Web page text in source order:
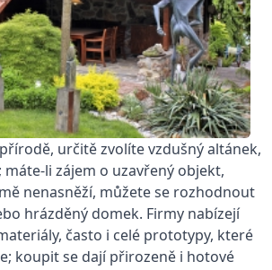
určitě zvolíte vzdušný altánek,
li zájem o uzavřený objekt,
nenasněží, můžete se rozhodnout
hrázděný domek. Firmy nabízejí
často i celé prototypy, které
koupit se dají přirozeně i hotové